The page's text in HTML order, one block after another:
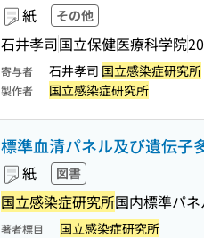
紙 その他
石井孝司国立保健医療科学院
寄与者 石井孝司 国立感染症研究所
製作者 国立感染症研究所
標準血清パネル及び遺伝子
紙 図書
国立感染症研究所国内標準パ
著者標目 国立感染症研究所